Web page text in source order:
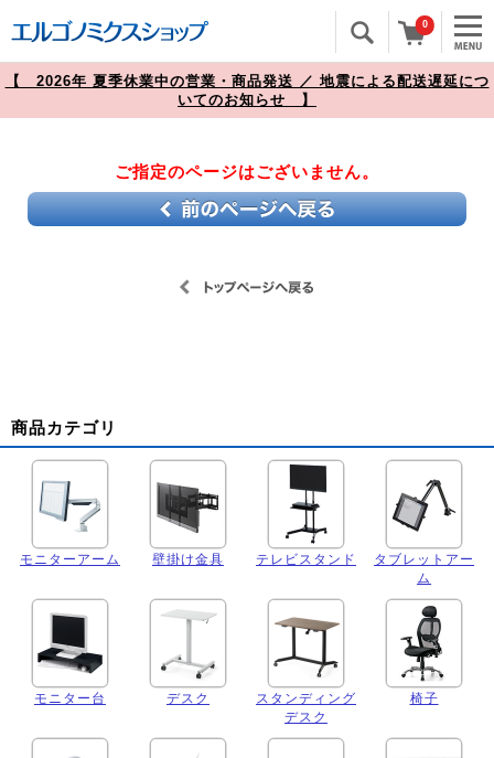
0
【 2026年 夏季休業中の営業・商品発送 ／ 地震による配送遅延につ
いてのお知らせ 】
ご指定のページはございません。
商品カテゴリ
モニターアーム 壁掛け金具 テレビスタンド
タブレットアー
ム
モニター台 デスク
スタンディング
デスク
椅子